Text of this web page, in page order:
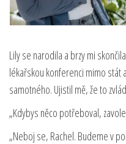
Lily se narodila a brzy mi
lékařskou konferenci mimo stát
samotného. Ujistil mě, že to
„Kdybys něco potřeboval,
„Neboj se, Rachel. Budeme v